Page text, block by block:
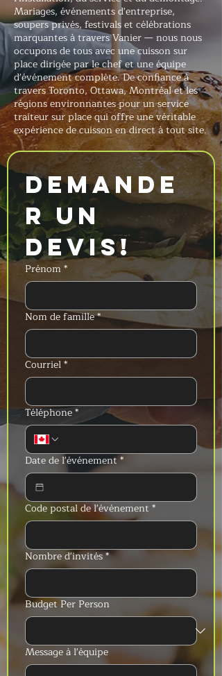
Mariages, événements d'entreprise,
soupers privés, festivals et célébrations
marquantes à travers Vanier — nous nous
occupons de tous avec une cuisson sur
place dirigée par le chef et une équipe
d'événement complète. De confiance à
travers Toronto, Ottawa, Montréal et les
régions environnantes pour un service
traiteur sur place qui offre une véritable
expérience de cuisson en direct à tout site.
Demande
r un
devis!
Prénom*
Nom de famille*
Courriel*
Téléphone*
Date de l'événement*
Code postal de l'événement *
Nombre d'invités*
Budget Per Person
Message à l'équipe